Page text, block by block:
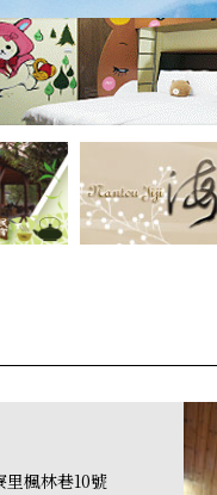
里楓林巷10號